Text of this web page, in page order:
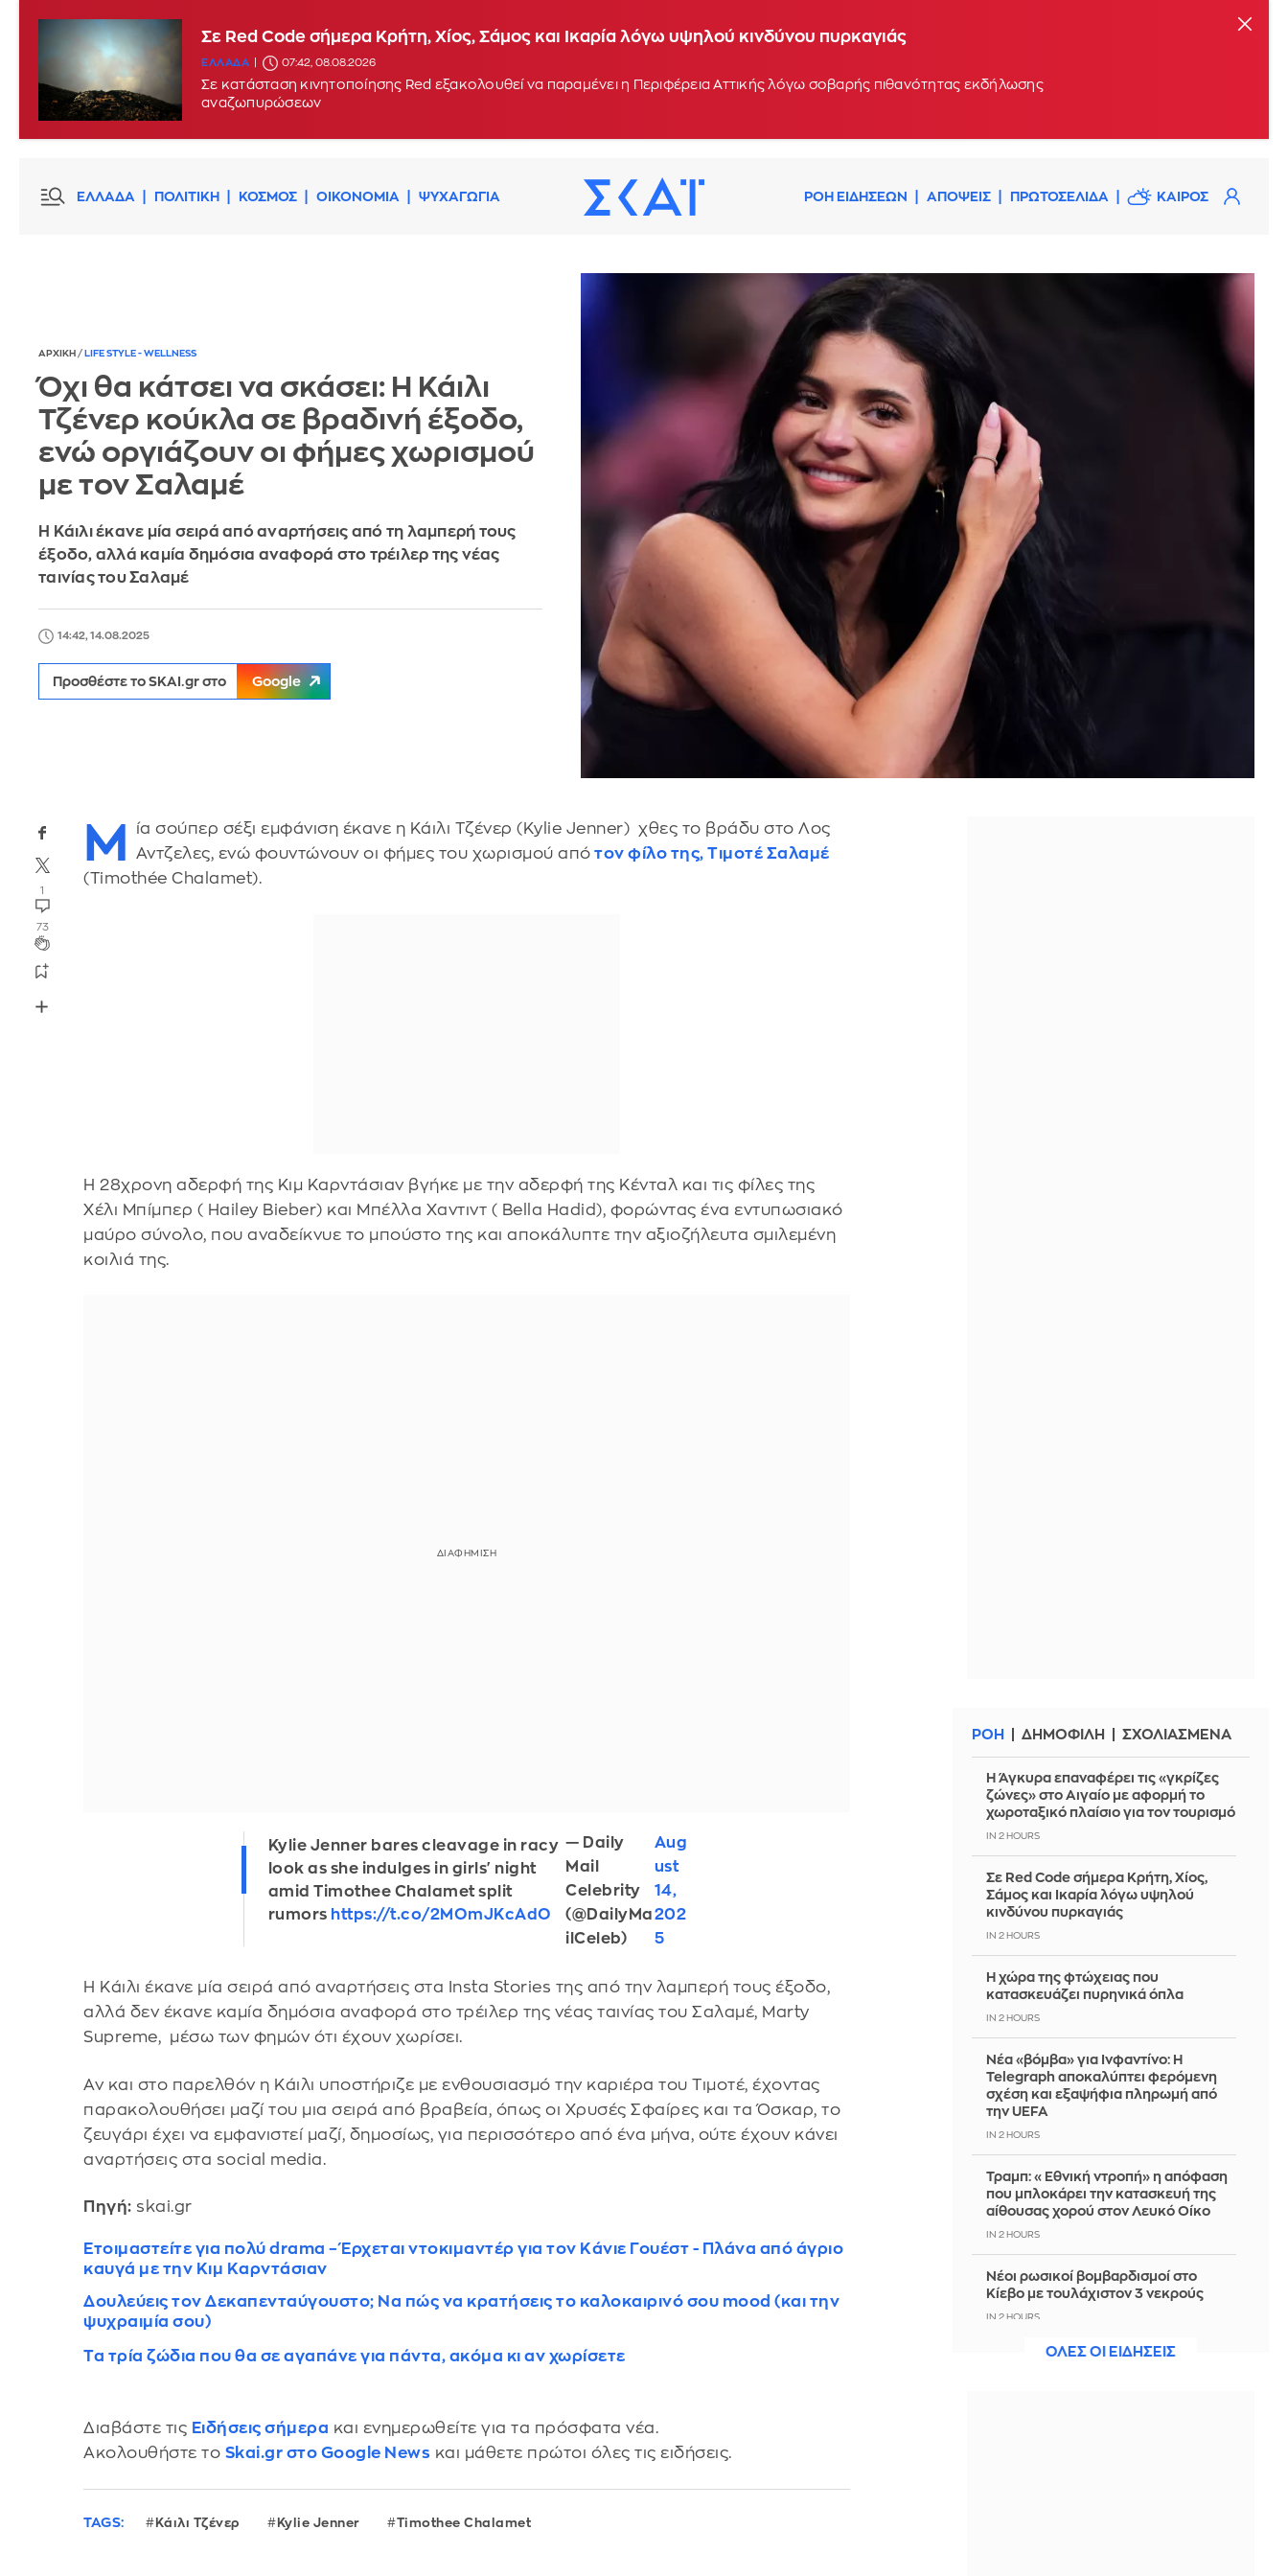
Σε Red Code σήμερα Κρήτη, Χίος, Σάμος και Ικαρία λόγω υψηλού κινδύνου πυρκαγιάς
ΕΛΛΑΔΑ 07:42, 08.08.2026
Σε κατάσταση κινητοποίησης Red εξακολουθεί να παραμένει η Περιφέρεια Αττικής λόγω σοβαρής πιθανότητας εκδήλωσης
αναζωπυρώσεων
ΕΛΛΑΔΑ ΠΟΛΙΤΙΚΗ ΚΟΣΜΟΣ ΟΙΚΟΝΟΜΙΑ ΨΥΧΑΓΩΓΙΑ ΡΟΗ ΕΙΔΗΣΕΩΝ ΑΠΟΨΕΙΣ ΠΡΩΤΟΣΕΛΙΔΑ ΚΑΙΡΟΣ
ΑΡΧΙΚΗ / LIFE STYLE - WELLNESS
Όχι θα κάτσει να σκάσει: Η Κάιλι
Τζένερ κούκλα σε βραδινή έξοδο,
ενώ οργιάζουν οι φήμες χωρισμού
με τον Σαλαμέ
Η Κάιλι έκανε μία σειρά από αναρτήσεις από τη λαμπερή τους
έξοδο, αλλά καμία δημόσια αναφορά στο τρέιλερ της νέας
ταινίας του Σαλαμέ
14:42, 14.08.2025
Προσθέστε το SKAI.gr στο Google
1
73
Μ
ία σούπερ σέξι εμφάνιση έκανε η Κάιλι Τζένερ (Kylie Jenner) χθες το βράδυ στο Λος
Αντζελες, ενώ φουντώνουν οι φήμες του χωρισμού από τον φίλο της, Τιμοτέ Σαλαμέ
(Timothée Chalamet).
Η 28χρονη αδερφή της Κιμ Καρντάσιαν βγήκε με την αδερφή της Κένταλ και τις φίλες της
Χέλι Μπίμπερ ( Hailey Bieber) και Μπέλλα Χαντιντ ( Bella Hadid), φορώντας ένα εντυπωσιακό
μαύρο σύνολο, που αναδείκνυε το μπούστο της και αποκάλυπτε την αξιοζήλευτα σμιλεμένη
κοιλιά της.
Kylie Jenner bares cleavage in racy
look as she indulges in girls' night
amid Timothee Chalamet split
rumors https://t.co/2MOmJKcAdO
— Daily
Mail
Celebrity
(@DailyMa
ilCeleb)
Aug
ust
14,
202
5
Η Κάιλι έκανε μία σειρά από αναρτήσεις στα Insta Stories της από την λαμπερή τους έξοδο,
αλλά δεν έκανε καμία δημόσια αναφορά στο τρέιλερ της νέας ταινίας του Σαλαμέ, Marty
Supreme, μέσω των φημών ότι έχουν χωρίσει.
Αν και στο παρελθόν η Κάιλι υποστήριζε με ενθουσιασμό την καριέρα του Τιμοτέ, έχοντας
παρακολουθήσει μαζί του μια σειρά από βραβεία, όπως οι Χρυσές Σφαίρες και τα Όσκαρ, το
ζευγάρι έχει να εμφανιστεί μαζί, δημοσίως, για περισσότερο από ένα μήνα, ούτε έχουν κάνει
αναρτήσεις στα social media.
Πηγή: skai.gr
Ετοιμαστείτε για πολύ drama – Έρχεται ντοκιμαντέρ για τον Κάνιε Γουέστ - Πλάνα από άγριο
καυγά με την Κιμ Καρντάσιαν
Δουλεύεις τον Δεκαπενταύγουστο; Να πώς να κρατήσεις το καλοκαιρινό σου mood (και την
ψυχραιμία σου)
Τα τρία ζώδια που θα σε αγαπάνε για πάντα, ακόμα κι αν χωρίσετε
Διαβάστε τις Ειδήσεις σήμερα και ενημερωθείτε για τα πρόσφατα νέα.
Ακολουθήστε το Skai.gr στο Google News και μάθετε πρώτοι όλες τις ειδήσεις.
TAGS: Κάιλι Τζένερ Kylie Jenner Timothee Chalamet
ΡΟΗ ΔΗΜΟΦΙΛΗ ΣΧΟΛΙΑΣΜΕΝΑ
Η Άγκυρα επαναφέρει τις «γκρίζες
ζώνες» στο Αιγαίο με αφορμή το
χωροταξικό πλαίσιο για τον τουρισμό
IN 2 HOURS
Σε Red Code σήμερα Κρήτη, Χίος,
Σάμος και Ικαρία λόγω υψηλού
κινδύνου πυρκαγιάς
IN 2 HOURS
Η χώρα της φτώχειας που
κατασκευάζει πυρηνικά όπλα
IN 2 HOURS
Νέα «βόμβα» για Ινφαντίνο: Η
Telegraph αποκαλύπτει φερόμενη
σχέση και εξαψήφια πληρωμή από
την UEFA
IN 2 HOURS
Τραμπ: «Εθνική ντροπή» η απόφαση
που μπλοκάρει την κατασκευή της
αίθουσας χορού στον Λευκό Οίκο
IN 2 HOURS
Νέοι ρωσικοί βομβαρδισμοί στο
Κίεβο με τουλάχιστον 3 νεκρούς
IN 2 HOURS
«Δώρο» Τραμπ στον νέο πρόεδρο της
ΟΛΕΣ ΟΙ ΕΙΔΗΣΕΙΣ